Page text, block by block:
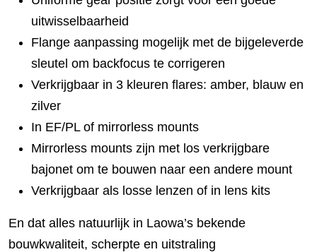
uitwisselbaarheid
Flange aanpassing mogelijk met de bijgeleverde
sleutel om backfocus te corrigeren
Verkrijgbaar in 3 kleuren flares: amber, blauw en
zilver
In EF/PL of mirrorless mounts
Mirrorless mounts zijn met los verkrijgbare
bajonet om te bouwen naar een andere mount
Verkrijgbaar als losse lenzen of in lens kits
En dat alles natuurlijk in Laowa’s bekende
bouwkwaliteit, scherpte en uitstraling